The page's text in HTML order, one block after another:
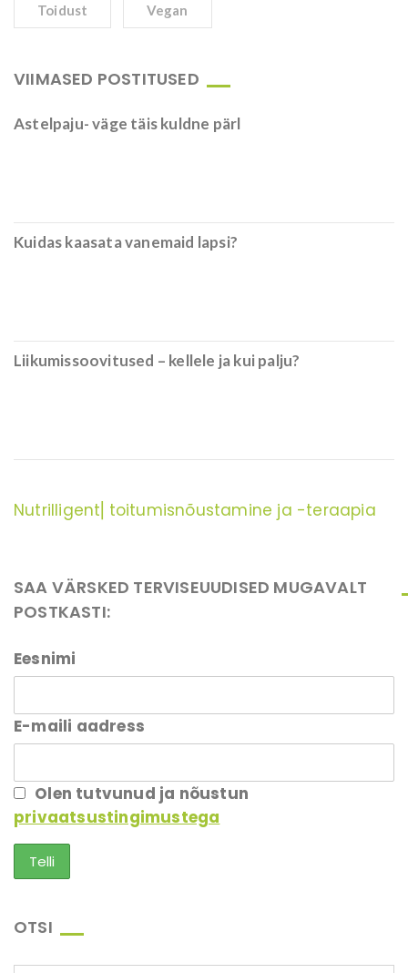
Toidust Vegan
VIIMASED POSTITUSED
Astelpaju- väge täis kuldne pärl
Kuidas kaasata vanemaid lapsi?
Liikumissoovitused – kellele ja kui palju?
Nutrilligent⎜toitumisnõustamine ja -teraapia
SAA VÄRSKED TERVISEUUDISED MUGAVALT
POSTKASTI:
Eesnimi
E-maili aadress
Olen tutvunud ja nõustun
privaatsustingimustega
OTSI